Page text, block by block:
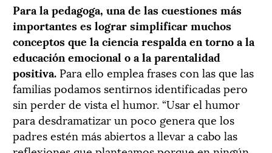
Para la pedagoga, una de las cuestiones más
importantes es lograr simplificar muchos
conceptos que la ciencia respalda en torno a la
educación emocional o a la parentalidad
positiva. Para ello emplea frases con las que las
familias podamos sentirnos identificadas pero
sin perder de vista el humor. “Usar el humor
para desdramatizar un poco genera que los
padres estén más abiertos a llevar a cabo las